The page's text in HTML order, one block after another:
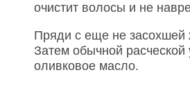
очистит волосы и не
Пряди с еще не засохшей
Затем обычной
оливковое масло.